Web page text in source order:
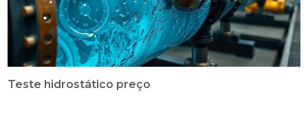
Teste hidrostático preço